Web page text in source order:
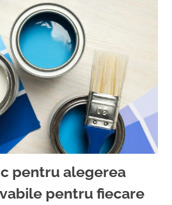
pentru alegerea
pentru fiecare